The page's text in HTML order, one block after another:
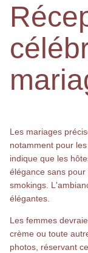
Les mariages
notamment pour
indique que les
élégance sans
smokings.
élégantes.
Les femmes
crème ou toute
photos, réservant